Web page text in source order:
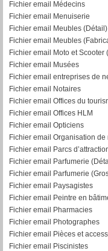
Fichier email Médecins
Fichier email Menuiserie
Fichier email Meubles (Détail)
Fichier email Meubles
Fichier email Moto et Scooter
Fichier email Musées
Fichier email entreprises de
Fichier email Notaires
Fichier email Offices du
Fichier email Offices HLM
Fichier email Opticiens
Fichier email Organisation de
Fichier email Parcs
Fichier email Parfumerie
Fichier email Parfumerie
Fichier email Paysagistes
Fichier email Peintre en
Fichier email Pharmacies
Fichier email Photographes
Fichier email Pièces et
Fichier email Piscinistes